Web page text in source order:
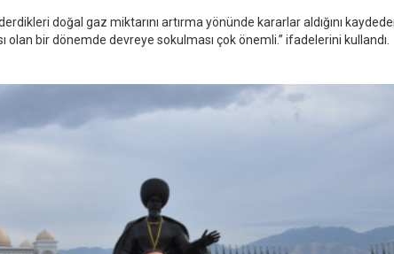
doğal gaz miktarını artırma yönünde kararlar aldığını
olan bir dönemde devreye sokulması çok önemli.” ifadelerini kullandı.